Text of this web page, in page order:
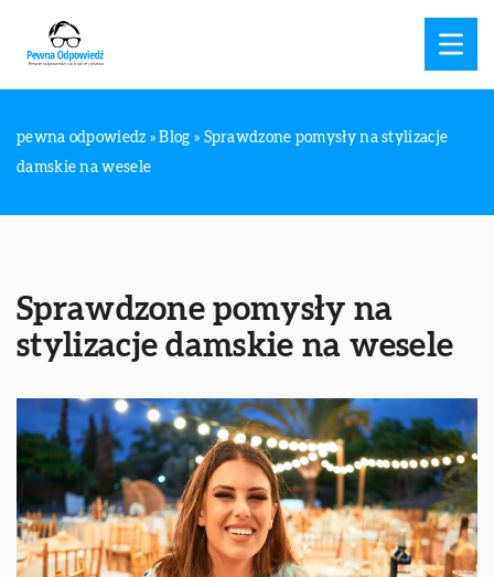
pewna odpowiedz »Blog » Sprawdzone pomysły na stylizacje
damskie na wesele
Sprawdzone pomysły na
stylizacje damskie na wesele